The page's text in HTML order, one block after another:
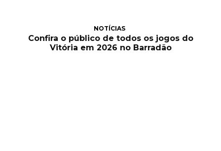
NOTÍCIAS
Confira o público de todos os jogos do
Vitória em 2026 no Barradão